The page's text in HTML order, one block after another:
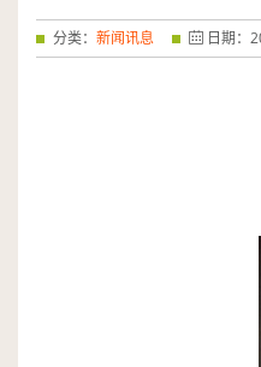
分类： 新闻讯息 日期：